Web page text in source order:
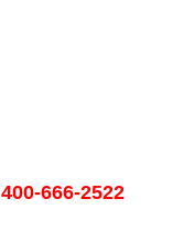
400-666-2522